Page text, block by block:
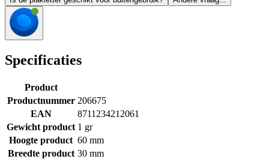
Specificaties
Product
Productnummer 206675
EAN
8711234212061
Gewicht product 1 gr
Hoogte product 60 mm
Breedte product 30 mm